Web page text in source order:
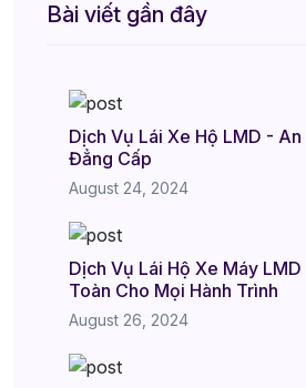
Bài viết gần đây
Dịch Vụ Lái Xe Hộ LMD -
Đẳng Cấp
August 24, 2024
Dịch Vụ Lái Hộ Xe Máy
Toàn Cho Mọi Hành Trình
August 26, 2024